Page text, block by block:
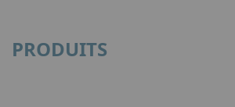
PRODUITS